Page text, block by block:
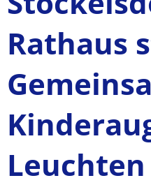
Rathaus